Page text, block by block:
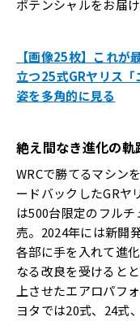
ポテンシャルをお届け
【画像25枚】これ
立つ25式GRヤリス
姿を多角的に見る
絶え間なき進化の軌
WRCで勝てるマシン
ードバックしたGRヤ
は500台限定のフル
売。2024年には新開
各部に手を入れて進
なる改良を受けると
上させたエアロパフ
ヨタでは20式、24式